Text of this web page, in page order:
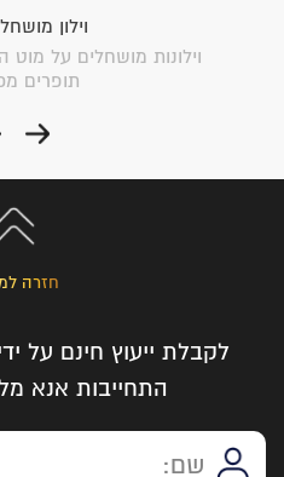
וילון
וילונות מושחלים על
תופרים
לקבלת ייעוץ חינם על
התחייבות אנא